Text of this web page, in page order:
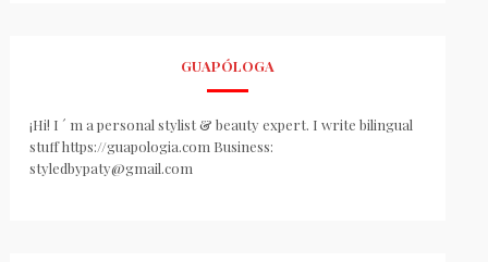
GUAPÓLOGA
¡Hi! I ´ m a personal stylist & beauty expert. I write bilingual
stuff https://guapologia.com Business:
styledbypaty@gmail.com